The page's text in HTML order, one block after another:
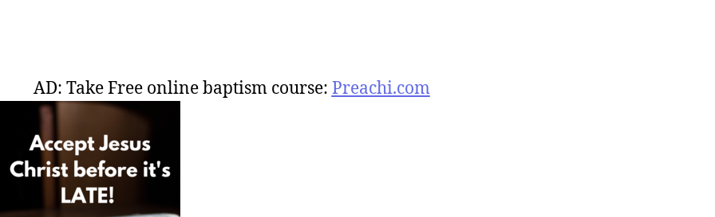
AD: Take Free online baptism course: Preachi.com